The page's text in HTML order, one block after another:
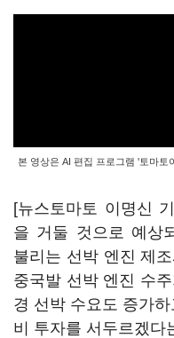
본 영상은 AI 편집 프로그램 '토마토
[뉴스토마토 이명신
을 거둘 것으로 예상
불리는 선박 엔진 제
중국발 선박 엔진 수
경 선박 수요도 증가
비 투자를 서두르겠다